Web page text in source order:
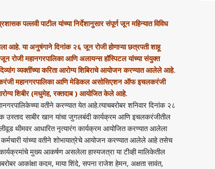
पल्लवी पाटील यांच्या निर्देशानुसार संपूर्ण जून महिन्यात विविध
आहे. या अनुषंगाने दिनांक २६ जून रोजी होणाऱ्या छत्रपती शाहू
रोजी महानगरपालिका आणि अलायन्स हॉस्पिटल यांच्या संयुक्त
व्यक्तींच्या करिता आरोग्य शिबिराचे आयोजन करण्यात आलेले आहे.
महानगरपालिका आणि मेडिकल असोसिएशन ऑफ इचलकरंजी
शिबीर (मधुमेह, रक्तदाब ) आयोजित केले आहे.
वतीने करण्यात येत आहे.त्याचबरोबर शनिवार दिनांक २८
उस्ताद साबीर खान यांचा जुगलबंदी कार्यक्रम आणि इचलकरंजीतील
थीमवर आधारित नृत्यारंग कार्यक्रम आयोजित करण्यात आलेला
यांच्या वतीने शोभायात्रेचे आयोजन करण्यात आलेले आहे तसेच
मुख्य आकर्षण असलेला हास्यजत्रा या टीव्ही मालिकेतील
आकांक्षा कदम, माया शिंदे, सपना राजेश हेमन, अक्षता सावंत,